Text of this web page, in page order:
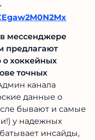
мессенджере
предлагают
хоккейных
точных
канала
данные о
бывают и
матчи!) у